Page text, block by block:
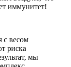
иммунитет!
с весом
риска
мы